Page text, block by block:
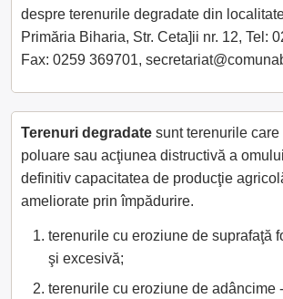
despre terenurile degradate din
Primăria Biharia, Str. Ceta]ii nr. 12, Tel:
Fax: 0259 369701,
Terenuri degradate sunt terenurile
poluare sau acţiunea distructivă a
definitiv capacitatea de producţie
ameliorate prin împădurire.
terenurile cu eroziune de suprafaţă
şi excesivă;
terenurile cu eroziune de adâncime